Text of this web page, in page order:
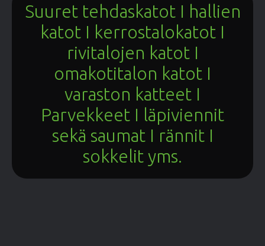
Suuret tehdaskatot I hallien
katot I kerrostalokatot I
rivitalojen katot I
omakotitalon katot I
varaston katteet I
Parvekkeet I läpiviennit
sekä saumat I rännit I
sokkelit yms.